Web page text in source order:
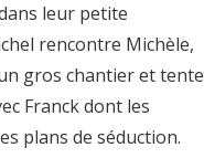
leur petite
rencontre Michèle,
gros chantier et tente
Franck dont les
plans de séduction.